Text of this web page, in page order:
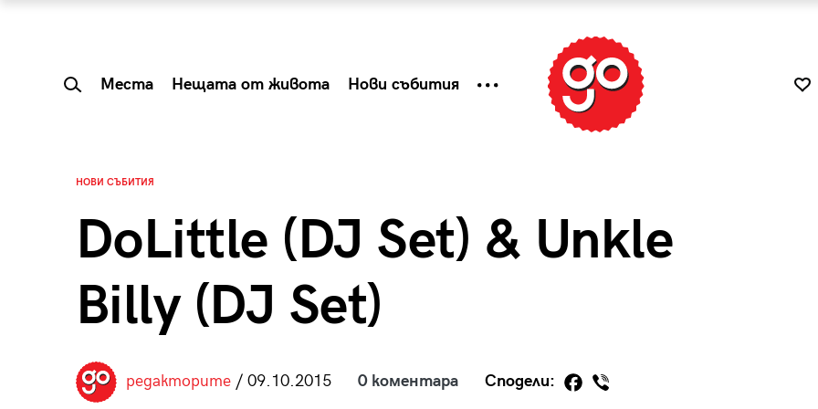
Места Нещата от живота Нови събития
НОВИ СЪБИТИЯ
DoLittle (DJ Set) & Unkle
Billy (DJ Set)
редакторите/ 09.10.2015 0 коментара Сподели:
Summer Prelude: как
Tender is the Wine – Какво